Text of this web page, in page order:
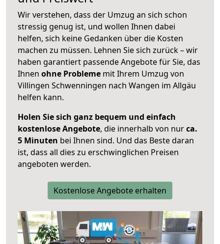
Wir verstehen, dass der Umzug an sich schon
stressig genug ist, und wollen Ihnen dabei
helfen, sich keine Gedanken über die Kosten
machen zu müssen. Lehnen Sie sich zurück – wir
haben garantiert passende Angebote für Sie, das
Ihnen ohne Probleme mit Ihrem Umzug von
Villingen Schwenningen nach Wangen im Allgäu
helfen kann.
Holen Sie sich ganz bequem und einfach
kostenlose Angebote, die innerhalb von nurca.
5 Minuten bei Ihnen sind. Und das Beste daran
ist, dass all dies zu erschwinglichen Preisen
angeboten werden.
Kostenlose Angebote erhalten